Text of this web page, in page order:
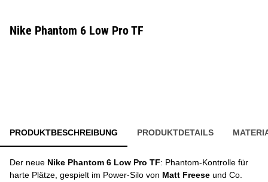
Nike Phantom 6 Low Pro TF
PRODUKTBESCHREIBUNG PRODUKTDETAILS
Der neue Nike Phantom 6 Low Pro TF: Phantom-Kontrolle für
harte Plätze, gespielt im Power-Silo von Matt Freese und Co.